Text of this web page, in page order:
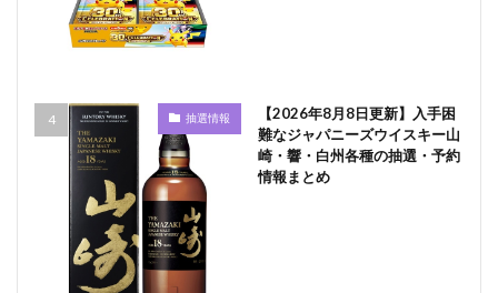
抽選情報
【2026年8月8日更新】入手困
難なジャパニーズウイスキー山
崎・響・白州各種の抽選・予約
情報まとめ